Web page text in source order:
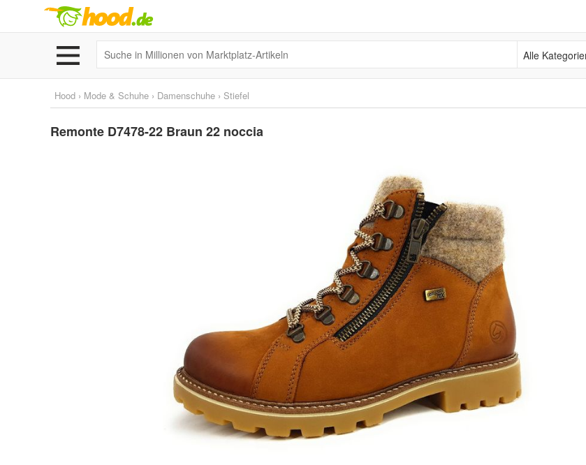
Alle Kategorien
Hood › Mode & Schuhe › Damenschuhe › Stiefel
Remonte D7478-22 Braun 22 noccia